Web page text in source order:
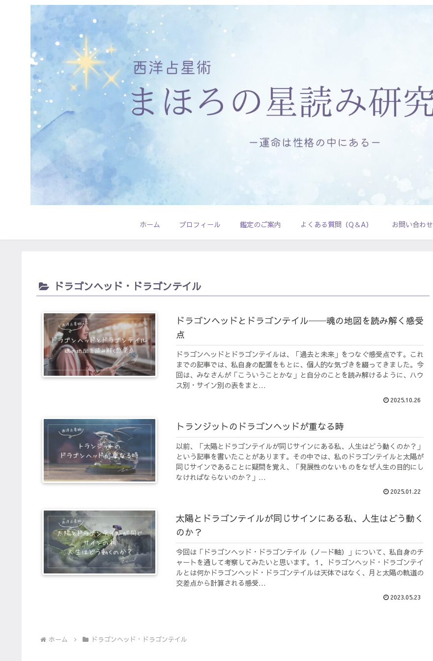
ホーム プロフィール 鑑定のご案内 よくある質問（Q＆A） お問い合わせ
ドラゴンヘッド・ドラゴンテイル
ドラゴンヘッドとドラゴンテイル──魂の地図を読み解く感受
点
ドラゴンヘッドとドラゴンテイルは、「過去と未来」をつなぐ感受点です。これ
までの記事では、私自身の配置をもとに、個人的な気づきを綴ってきました。今
回は、みなさんが「こういうことかな」と自分のことを読み解けるように、ハウ
ス別・サイン別の表をまと...
2025.10.26
トランジットのドラゴンヘッドが重なる時
以前、「太陽とドラゴンテイルが同じサインにある私、人生はどう動くのか？」
という記事を書いたことがあります。その中では、私のドラゴンテイルと太陽が
同じサインであることに疑問を覚え、「発展性のないものをなぜ人生の目的にし
なければならないのか？」...
2025.01.22
太陽とドラゴンテイルが同じサインにある私、人生はどう動く
のか？
今回は「ドラゴンヘッド・ドラゴンテイル（ノード軸）」について、私自身のチ
ャートを通して考察してみたいと思います。１．ドラゴンヘッド・ドラゴンテイ
ルとは何かドラゴンヘッド・ドラゴンテイルは天体ではなく、月と太陽の軌道の
交差点から計算される感受...
2023.05.23
ホーム ドラゴンヘッド・ドラゴンテイル